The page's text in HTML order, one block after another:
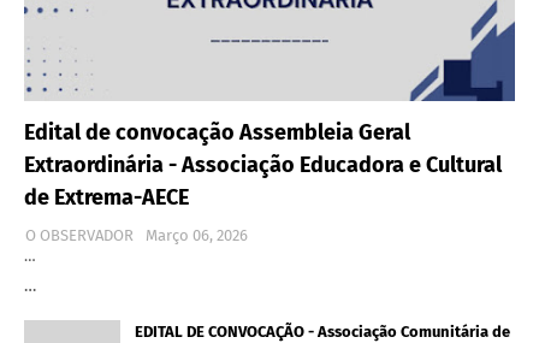
Edital de convocação Assembleia Geral
Extraordinária - Associação Educadora e Cultural
de Extrema-AECE
O OBSERVADOR
Março 06, 2026
…
…
EDITAL DE CONVOCAÇÃO - Associação Comunitária de